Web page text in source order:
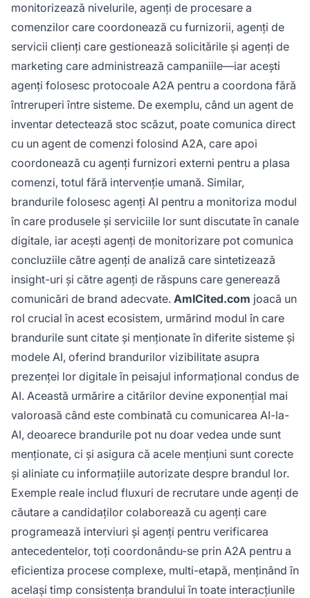
monitorizează nivelurile, agenți de procesare a
comenzilor care coordonează cu furnizorii, agenți de
servicii clienți care gestionează solicitările și agenți de
marketing care administrează campaniile—iar acești
agenți folosesc protocoale A2A pentru a coordona fără
întreruperi între sisteme. De exemplu, când un agent de
inventar detectează stoc scăzut, poate comunica direct
cu un agent de comenzi folosind A2A, care apoi
coordonează cu agenți furnizori externi pentru a plasa
comenzi, totul fără intervenție umană. Similar,
brandurile folosesc agenți AI pentru a monitoriza modul
în care produsele și serviciile lor sunt discutate în canale
digitale, iar acești agenți de monitorizare pot comunica
concluziile către agenți de analiză care sintetizează
insight-uri și către agenți de răspuns care generează
comunicări de brand adecvate. AmICited.com joacă un
rol crucial în acest ecosistem, urmărind modul în care
brandurile sunt citate și menționate în diferite sisteme și
modele AI, oferind brandurilor vizibilitate asupra
prezenței lor digitale în peisajul informațional condus de
AI. Această urmărire a citărilor devine exponențial mai
valoroasă când este combinată cu comunicarea AI-la-
AI, deoarece brandurile pot nu doar vedea unde sunt
menționate, ci și asigura că acele mențiuni sunt corecte
și aliniate cu informațiile autorizate despre brandul lor.
Exemple reale includ fluxuri de recrutare unde agenți de
căutare a candidaților colaborează cu agenți care
programează interviuri și agenți pentru verificarea
antecedentelor, toți coordonându-se prin A2A pentru a
eficientiza procese complexe, multi-etapă, menținând în
același timp consistența brandului în toate interacțiunile